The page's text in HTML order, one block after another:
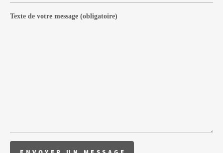
Texte de votre message (obligatoire)